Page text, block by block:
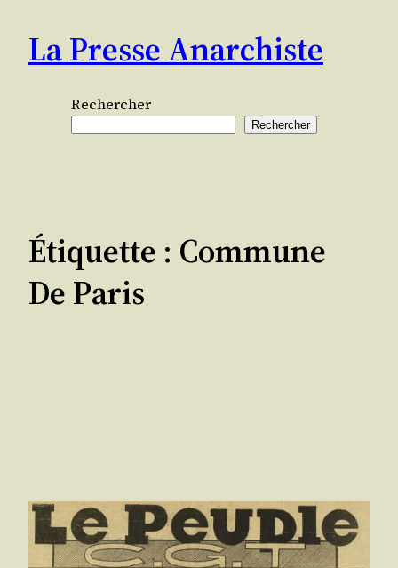
contenu
La Presse Anarchiste
Rechercher
Rechercher
Étiquette : Commune
De Paris